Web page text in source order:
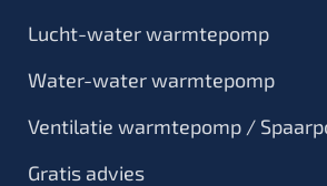
Lucht-water warmtepomp
Water-water warmtepomp
Ventilatie warmtepomp /
Gratis advies